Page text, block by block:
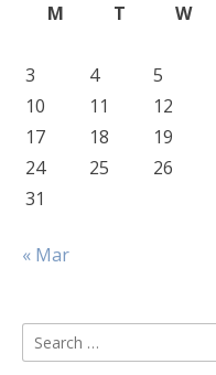
M
T W
3
4 5
10
11 12
17
18 19
24
25 26
31
« Mar
Search
for: